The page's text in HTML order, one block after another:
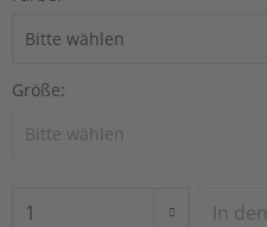
Größe:
In den